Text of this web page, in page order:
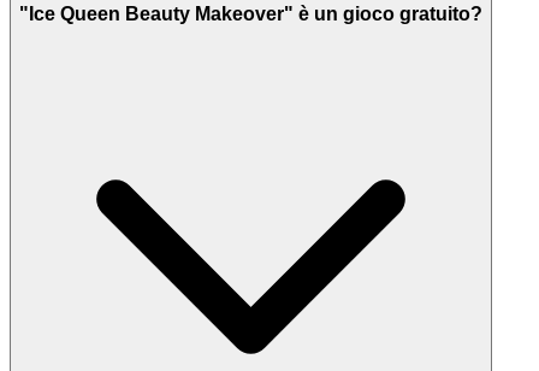
"Ice Queen Beauty Makeover" è un gioco gratuito?